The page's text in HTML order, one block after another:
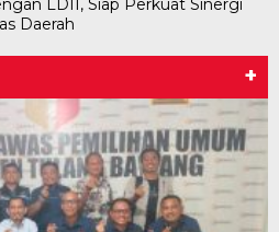
LDII, Siap Perkuat Sinergi
Daerah
+